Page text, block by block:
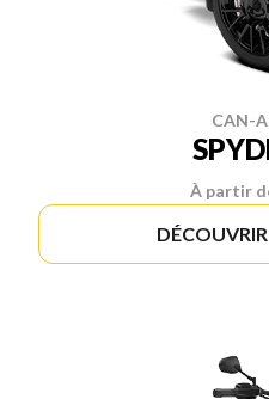
CAN-
À partir